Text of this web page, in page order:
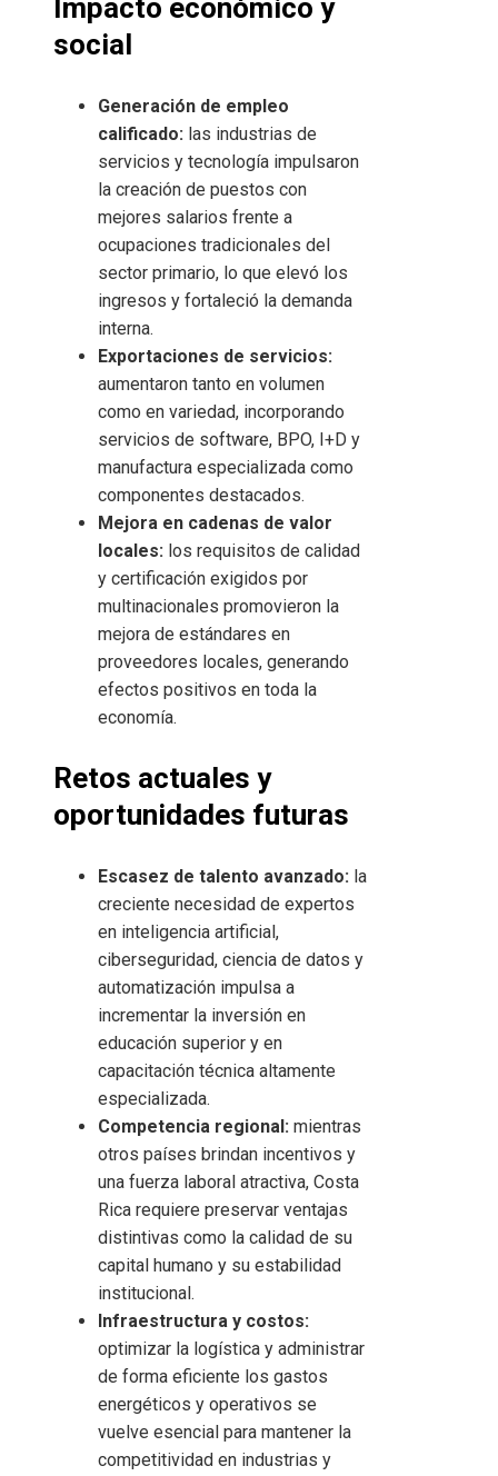
Impacto económico y
social
Generación de empleo
calificado: las industrias de
servicios y tecnología impulsaron
la creación de puestos con
mejores salarios frente a
ocupaciones tradicionales del
sector primario, lo que elevó los
ingresos y fortaleció la demanda
interna.
Exportaciones de servicios:
aumentaron tanto en volumen
como en variedad, incorporando
servicios de software, BPO, I+D y
manufactura especializada como
componentes destacados.
Mejora en cadenas de valor
locales: los requisitos de calidad
y certificación exigidos por
multinacionales promovieron la
mejora de estándares en
proveedores locales, generando
efectos positivos en toda la
economía.
Retos actuales y
oportunidades futuras
Escasez de talento avanzado: la
creciente necesidad de expertos
en inteligencia artificial,
ciberseguridad, ciencia de datos y
automatización impulsa a
incrementar la inversión en
educación superior y en
capacitación técnica altamente
especializada.
Competencia regional: mientras
otros países brindan incentivos y
una fuerza laboral atractiva, Costa
Rica requiere preservar ventajas
distintivas como la calidad de su
capital humano y su estabilidad
institucional.
Infraestructura y costos:
optimizar la logística y administrar
de forma eficiente los gastos
energéticos y operativos se
vuelve esencial para mantener la
competitividad en industrias y